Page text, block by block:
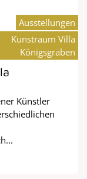
Künstler
Ausstellungen
Kunstraum Villa
Königsgraben